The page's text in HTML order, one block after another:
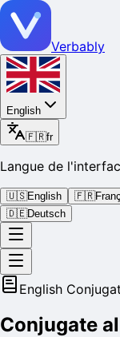
Verbably
English
🇫🇷fr
Langue de
🇺🇸English 🇫🇷
🇩🇪Deutsch
English
Conjugate